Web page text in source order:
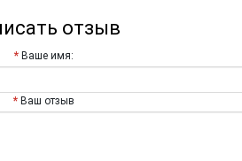
отзыв
Ваше имя:
Ваш отзыв